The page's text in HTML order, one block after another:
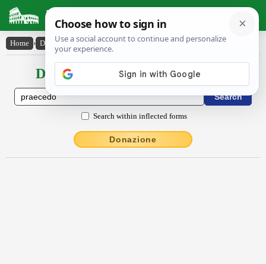
Latin Dictionary
Home › Declensions / Conjugations › praecēdo
Declensions / Conjugations latin
Search within inflected forms
Donazione